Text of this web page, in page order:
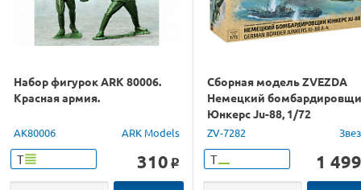
Набор фигурок ARK 80006.
Красная армия.
AK80006 ARK Models
Т 310 o
Сборная модель ZVEZDA
Немецкий
Юнкерс Ju-88, 1/72
ZV-7282
Т 1 499